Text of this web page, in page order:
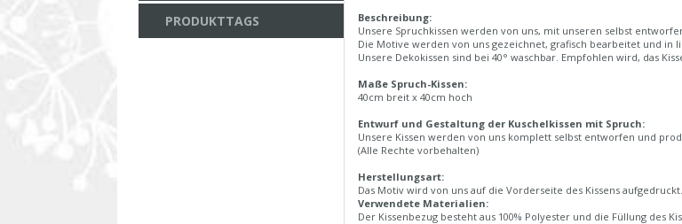
PRODUKTTAGS
Beschreibung:
Unsere Spruchkissen werden von uns, mit unseren selbst
Die Motive werden von uns gezeichnet, grafisch bearbeitet und in
Unsere Dekokissen sind bei 40° waschbar. Empfohlen wird, das
Maße Spruch-Kissen:
40cm breit x 40cm hoch
Entwurf und Gestaltung der Kuschelkissen mit Spruch:
Unsere Kissen werden von uns komplett selbst entworfen und
(Alle Rechte vorbehalten)
Herstellungsart:
Das Motiv wird von uns auf die Vorderseite des Kissens aufgedruckt.
Verwendete Materialien:
Der Kissenbezug besteht aus 100% Polyester und die Füllung des